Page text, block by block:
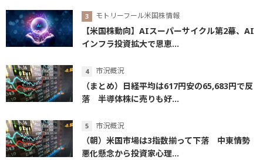
モトリーフール米国株情報
【米国株動向】AIスーパーサイクル第2幕、AI
インフラ投資拡大で恩恵...
市況概況
（まとめ）日経平均は617円安の65,683円で反
落 半導体株に売りも好...
市況概況
（朝）米国市場は3指数揃って下落 中東情勢
悪化懸念から投資家心理...